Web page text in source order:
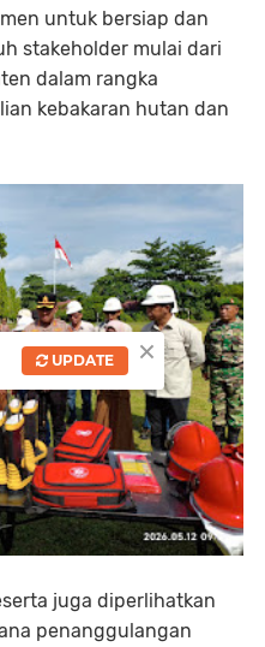
untuk bersiap dan
stakeholder mulai dari
dalam rangka
kebakaran hutan dan
juga diperlihatkan
penanggulangan
×
UPDATE